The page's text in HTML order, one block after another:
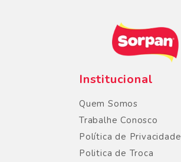
Institucional
Quem Somos
Trabalhe Conosco
Política de Privacidade
Politica de Troca